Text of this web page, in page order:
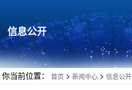
信息公开
你当前位置： 首页 > 新闻中心 > 信息公开